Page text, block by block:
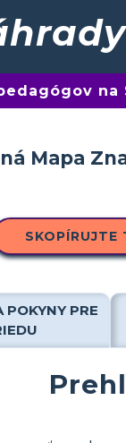
na
SKOPÍRUJTE
POKYNY PRE